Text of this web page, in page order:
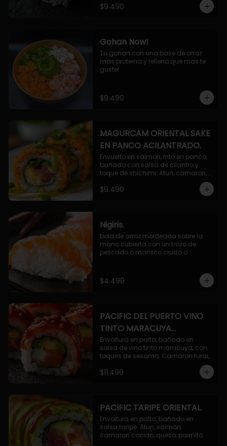
$9.490
Gohan Now!
Tu gohan con una base de arroz
mas proteina y relleno que mas te
guste!
$9.490
MAGURCAM ORIENTAL SAKE
EN PANCO ACILANTRADO.
Envuelto en salmon, frito en panco,
bañado con salsa de cilantro y
toque de shichimi. Atun, camaron,
$9.490
Nigiris.
bola de arroz moldeada sobre la
mano cubierta con un trozo de
pescado o marisco crudo o
$4.490
PACIFIC DEL PUERTO VINO
TINTO MARACUYA
ORIENTAL.
Envoltura en palta, bañado en
salsa de vino tinto maracuya, con
toques de sesamo. Camaron furai,
$11.490
PACIFIC TARIPE ORIENTAL.
Envoltura en palta, bañado en
salsa taripe. Atun, salmon,
camaron cocido, queso, palmito.